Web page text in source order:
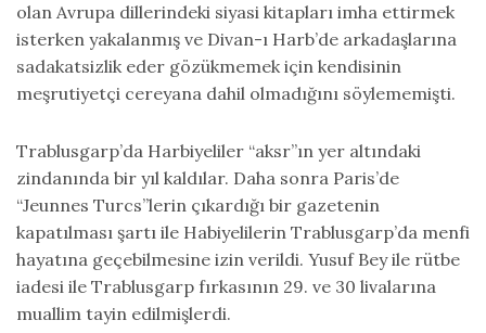
olan Avrupa dillerindeki siyasi kitapları imha ettirmek
isterken yakalanmış ve Divan-ı Harb’de arkadaşlarına
sadakatsizlik eder gözükmemek için kendisinin
meşrutiyetçi cereyana dahil olmadığını söylememişti.
Trablusgarp’da Harbiyeliler “aksr”ın yer altındaki
zindanında bir yıl kaldılar. Daha sonra Paris’de
“Jeunnes Turcs”lerin çıkardığı bir gazetenin
kapatılması şartı ile Habiyelilerin Trablusgarp’da menfi
hayatına geçebilmesine izin verildi. Yusuf Bey ile rütbe
iadesi ile Trablusgarp fırkasının 29. ve 30 livalarına
muallim tayin edilmişlerdi.